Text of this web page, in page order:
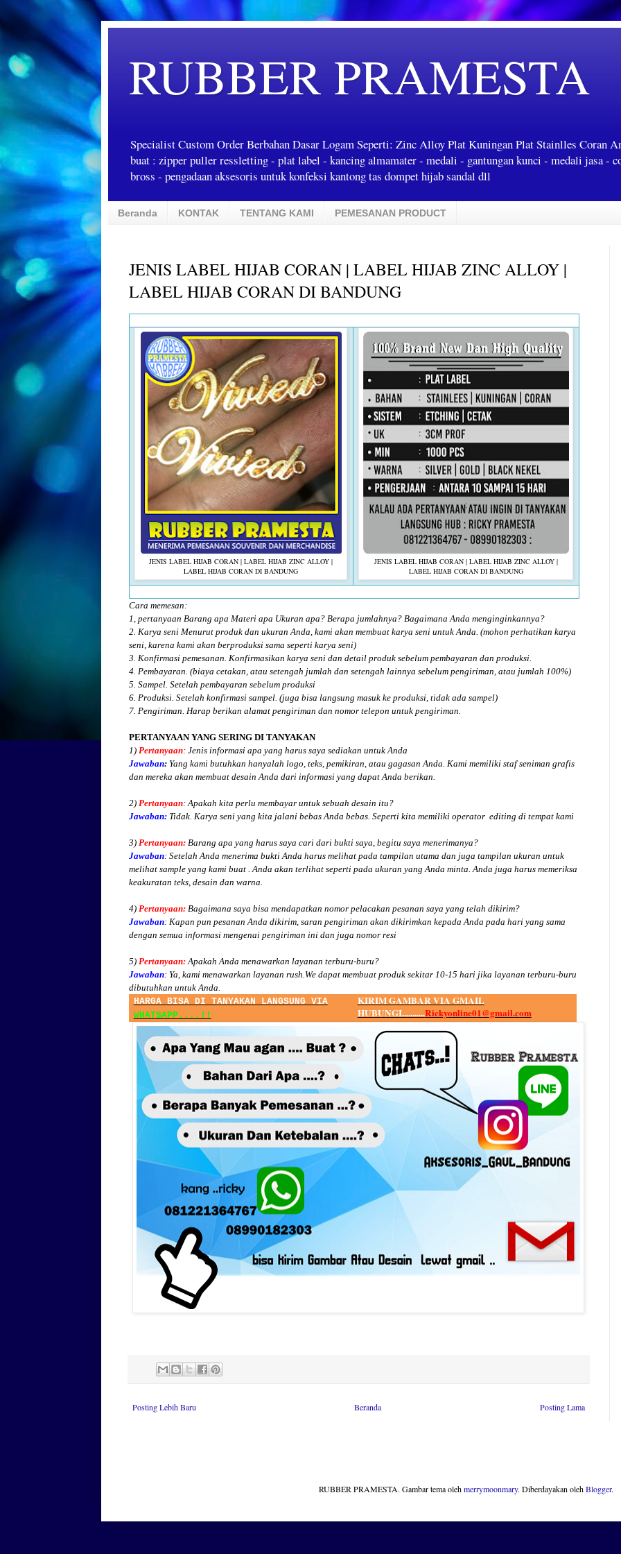
RUBBER PRAMESTA
Specialist Custom Order Berbahan Dasar Logam Seperti: Zinc Alloy Plat Kuningan Plat Stainlles Coran
buat : zipper puller ressletting - plat label - kancing almamater - medali - gantungan kunci - medali jasa -
bross - pengadaan aksesoris untuk konfeksi kantong tas dompet hijab sandal dll
Beranda KONTAK TENTANG KAMI PEMESANAN PRODUCT
JENIS LABEL HIJAB CORAN | LABEL HIJAB ZINC ALLOY |
LABEL HIJAB CORAN DI BANDUNG
JENIS LABEL HIJAB CORAN | LABEL HIJAB ZINC ALLOY |
LABEL HIJAB CORAN DI BANDUNG
JENIS LABEL HIJAB CORAN | LABEL HIJAB ZINC ALLOY |
LABEL HIJAB CORAN DI BANDUNG
Cara memesan:
1, pertanyaan Barang apa Materi apa Ukuran apa? Berapa jumlahnya? Bagaimana Anda menginginkannya?
2. Karya seni Menurut produk dan ukuran Anda, kami akan membuat karya seni untuk Anda. (mohon perhatikan karya
seni, karena kami akan berproduksi sama seperti karya seni)
3. Konfirmasi pemesanan. Konfirmasikan karya seni dan detail produk sebelum pembayaran dan produksi.
4. Pembayaran. (biaya cetakan, atau setengah jumlah dan setengah lainnya sebelum pengiriman, atau jumlah 100%)
5. Sampel. Setelah pembayaran sebelum produksi
6. Produksi. Setelah konfirmasi sampel. (juga bisa langsung masuk ke produksi, tidak ada sampel)
7. Pengiriman. Harap berikan alamat pengiriman dan nomor telepon untuk pengiriman.
PERTANYAAN YANG SERING DI TANYAKAN
1) Pertanyaan: Jenis informasi apa yang harus saya sediakan untuk Anda
Jawaban:Yang kami butuhkan hanyalah logo, teks, pemikiran, atau gagasan Anda. Kami memiliki staf seniman grafis
dan mereka akan membuat desain Anda dari informasi yang dapat Anda berikan.
2) Pertanyaan: Apakah kita perlu membayar untuk sebuah desain itu?
Jawaban:Tidak. Karya seni yang kita jalani bebas Anda bebas. Seperti kita memiliki operator editing di tempat kami
3) Pertanyaan:Barang apa yang harus saya cari dari bukti saya, begitu saya menerimanya?
Jawaban: Setelah Anda menerima bukti Anda harus melihat pada tampilan utama dan juga tampilan ukuran untuk
melihat sample yang kami buat . Anda akan terlihat seperti pada ukuran yang Anda minta. Anda juga harus memeriksa
keakuratan teks, desain dan warna.
4) Pertanyaan:Bagaimana saya bisa mendapatkan nomor pelacakan pesanan saya yang telah dikirim?
Jawaban: Kapan pun pesanan Anda dikirim, saran pengiriman akan dikirimkan kepada Anda pada hari yang sama
dengan semua informasi mengenai pengiriman ini dan juga nomor resi
5) Pertanyaan:Apakah Anda menawarkan layanan terburu-buru?
Jawaban: Ya, kami menawarkan layanan rush.We dapat membuat produk sekitar 10-15 hari jika layanan terburu-buru
dibutuhkan untuk Anda.
HARGA BISA DI TANYAKAN LANGSUNG VIA
WHATSAPP....!!
KIRIM GAMBAR VIA GMAIL
HUBUNGI...........Rickyonline01@gmail.com
Posting Lebih Baru Posting Lama
Beranda
RUBBER PRAMESTA. Gambar tema olehmerrymoonmary. Diberdayakan olehBlogger.